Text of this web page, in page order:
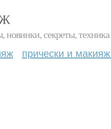
секреты,
прически и